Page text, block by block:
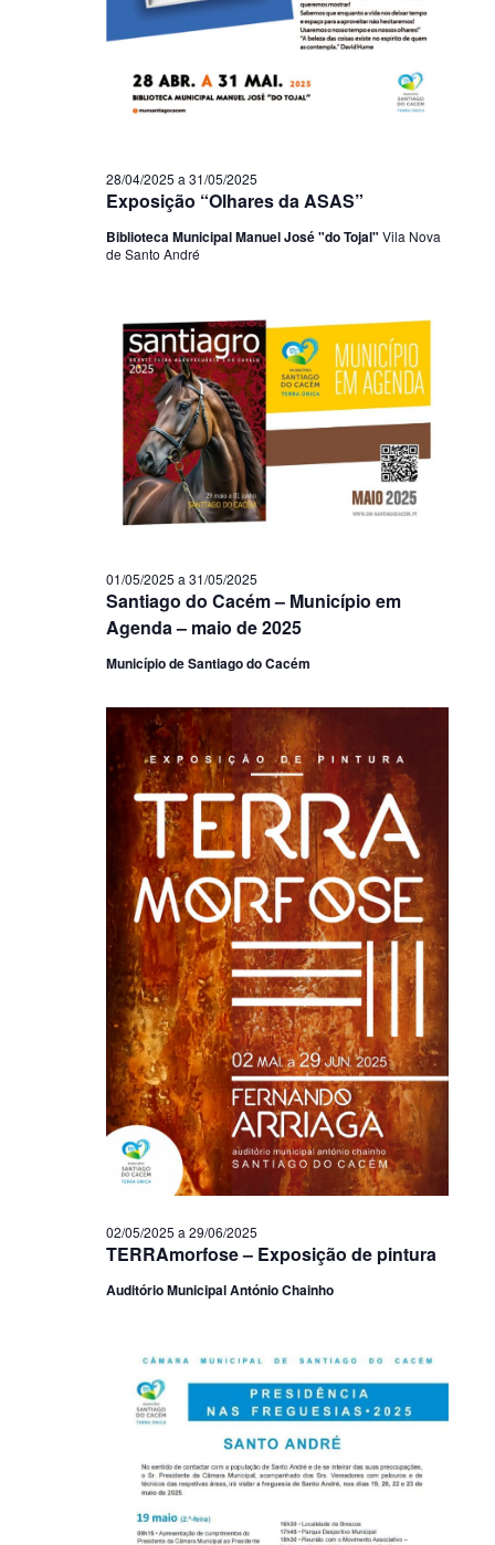
Exposição “Olhares da ASAS”
28/04/2025 a 31/05/2025
Biblioteca Municipal Manuel José "do Tojal" Vila Nova
de Santo André
Santiago do Cacém – Município em
Agenda – maio de 2025
01/05/2025 a 31/05/2025
Município de Santiago do Cacém
TERRAmorfose – Exposição de pintura
02/05/2025 a 29/06/2025
Auditório Municipal António Chainho